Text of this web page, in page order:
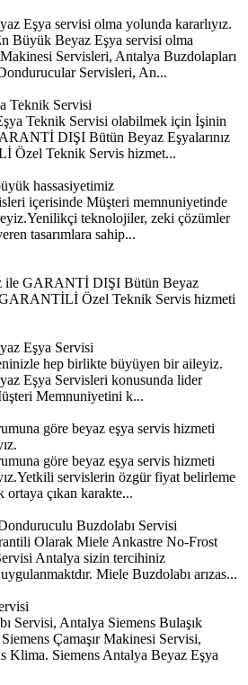
Eşya servisi olma yolunda kararlıyız.
Büyük Beyaz Eşya servisi olma
Servisleri, Antalya Buzdolapları
Servisleri, An...
Teknik Servisi
Teknik Servisi olabilmek için İşinin
DIŞI Bütün Beyaz Eşyalarınız
Teknik Servis hizmet...
hassasiyetimiz
içerisinde Müşteri memnuniyetinde
teknolojiler, zeki çözümler
tasarımlara sahip...
ile GARANTİ DIŞI Bütün Beyaz
Özel Teknik Servis hizmeti
Eşya Servisi
hep birlikte büyüyen bir aileyiz.
Eşya Servisleri konusunda lider
Memnuniyetini k...
göre beyaz eşya servis hizmeti
göre beyaz eşya servis hizmeti
servislerin özgür fiyat belirleme
ortaya çıkan karakte...
Buzdolabı Servisi
Olarak Miele Ankastre No-Frost
Antalya sizin tercihiniz
Miele Buzdolabı arızas...
Servisi, Antalya Siemens Bulaşık
Çamaşır Makinesi Servisi,
Klima. Siemens Antalya Beyaz Eşya